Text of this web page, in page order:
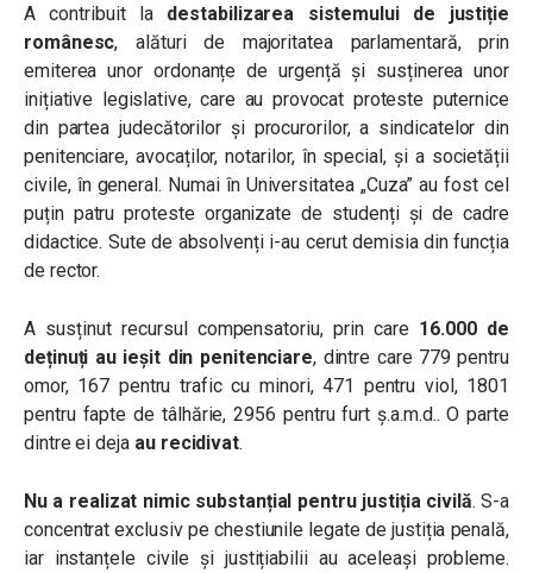
A contribuit la
destabilizarea sistemului de justiție
românesc, alături de majoritatea parlamentară, prin
emiterea unor ordonanțe de urgență și susținerea unor
inițiative legislative, care au provocat proteste puternice
din partea judecătorilor și procurorilor, a sindicatelor din
penitenciare, avocaților, notarilor, în special, și a societății
civile, în general. Numai în Universitatea „Cuza” au fost cel
puțin patru proteste organizate de studenți și de cadre
didactice. Sute de absolvenți i-au cerut demisia din funcția
de rector.
A susținut recursul compensatoriu, prin care 16.000 de
deținuți au ieșit din penitenciare, dintre care 779 pentru
omor, 167 pentru trafic cu minori, 471 pentru viol, 1801
pentru fapte de tâlhărie, 2956 pentru furt ș.a.m.d.. O parte
dintre ei deja au recidivat.
Nu a realizat nimic substanțial pentru justiția civilă. S-a
concentrat exclusiv pe chestiunile legate de justiția penală,
iar instanțele civile și justițiabilii au aceleași probleme.